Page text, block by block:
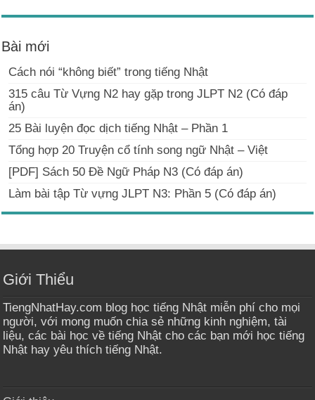
Bài mới
Cách nói “không biết” trong tiếng Nhật
315 câu Từ Vựng N2 hay gặp trong JLPT N2 (Có đáp
án)
25 Bài luyện đọc dịch tiếng Nhật – Phần 1
Tổng hợp 20 Truyện cổ tính song ngữ Nhật – Việt
[PDF] Sách 50 Đề Ngữ Pháp N3 (Có đáp án)
Làm bài tập Từ vựng JLPT N3: Phần 5 (Có đáp án)
Giới Thiểu
TiengNhatHay.com blog học tiếng Nhật miễn phí cho mọi
người, với mong muốn chia sẻ những kinh nghiệm, tài
liệu, các bài học về tiếng Nhật cho các bạn mới học tiếng
Nhật hay yêu thích tiếng Nhật.